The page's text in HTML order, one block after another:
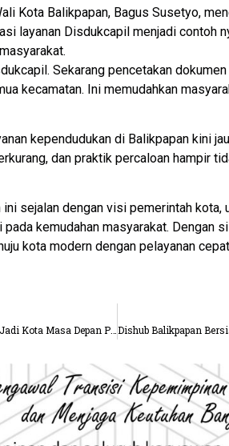
Kota Balikpapan, Bagus Susetyo,
layanan Disdukcapil menjadi contoh
Sekarang pencetakan
kecamatan. Ini memudahkan
kependudukan di Balikpapan kini
dan praktik percaloan hampir
sejalan dengan visi pemerintah kota,
kemudahan masyarakat. Dengan
kota modern dengan pelayanan